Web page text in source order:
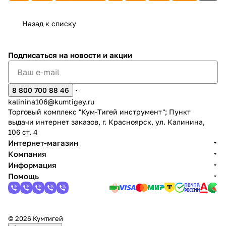
FB.10N23
Назад к списку
Подписаться на новости и акции
8 800 700 88 46
kalinina106@kumtigey.ru
Торговый комплекс "Кум-Тигей инструмент"; Пункт
выдачи интернет заказов, г. Красноярск, ул. Калинина,
106 ст. 4
Интернет-магазин
Компания
Информация
Помощь
© 2026 Кумтигей